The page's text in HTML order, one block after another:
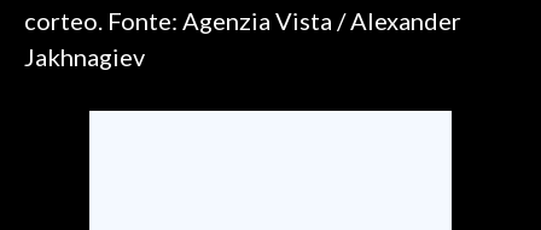
TENNIS
ALTRI SPORT
CULTURA
corteo. Fonte: Agenzia Vista / Alexander
Jakhnagiev